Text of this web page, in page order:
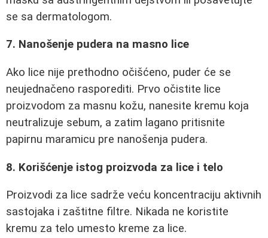
se sa dermatologom.
7. Nanošenje pudera na masno lice
Ako lice nije prethodno očišćeno, puder će se
neujednačeno rasporediti. Prvo očistite lice
proizvodom za masnu kožu, nanesite kremu koja
neutralizuje sebum, a zatim lagano pritisnite
papirnu maramicu pre nanošenja pudera.
8. Korišćenje istog proizvoda za lice i telo
Proizvodi za lice sadrže veću koncentraciju aktivnih
sastojaka i zaštitne filtre. Nikada ne koristite
kremu za telo umesto kreme za lice.